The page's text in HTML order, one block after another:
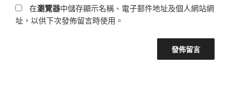
在瀏覽器中儲存顯示名稱、電子郵件地址及個人網站網
址，以供下次發佈留言時使用。